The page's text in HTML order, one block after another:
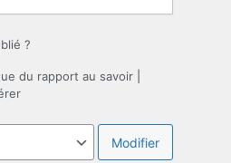
?
du rapport au savoir